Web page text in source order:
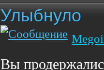
Улыбнуло
Вы